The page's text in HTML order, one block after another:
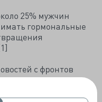
25% мужчин
гормональные
с фронтов